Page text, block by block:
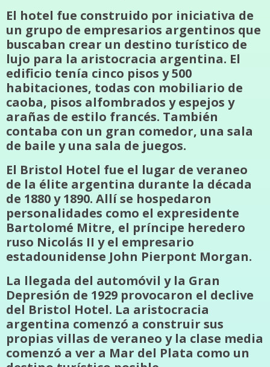
El hotel fue construido por iniciativa de
un grupo de empresarios argentinos que
buscaban crear un destino turístico de
lujo para la aristocracia argentina. El
edificio tenía cinco pisos y 500
habitaciones, todas con mobiliario de
caoba, pisos alfombrados y espejos y
arañas de estilo francés. También
contaba con un gran comedor, una sala
de baile y una sala de juegos.
El Bristol Hotel fue el lugar de veraneo
de la élite argentina durante la década
de 1880 y 1890. Allí se hospedaron
personalidades como el expresidente
Bartolomé Mitre, el príncipe heredero
ruso Nicolás II y el empresario
estadounidense John Pierpont Morgan.
La llegada del automóvil y la Gran
Depresión de 1929 provocaron el declive
del Bristol Hotel. La aristocracia
argentina comenzó a construir sus
propias villas de veraneo y la clase media
comenzó a ver a Mar del Plata como un